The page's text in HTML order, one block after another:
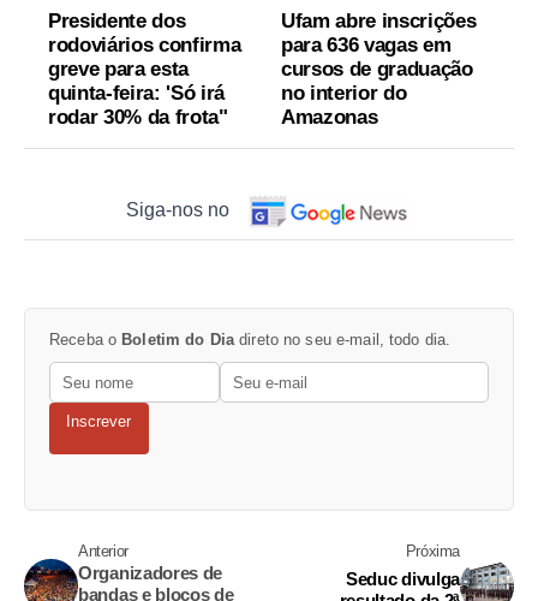
Presidente dos
rodoviários confirma
greve para esta
quinta-feira: 'Só irá
rodar 30% da frota"
Ufam abre inscrições
para 636 vagas em
cursos de graduação
no interior do
Amazonas
Siga-nos no
Receba o Boletim do Dia direto no seu e-mail, todo dia.
Inscrever
Anterior
Organizadores de
bandas e blocos de
Próxima
Seduc divulga